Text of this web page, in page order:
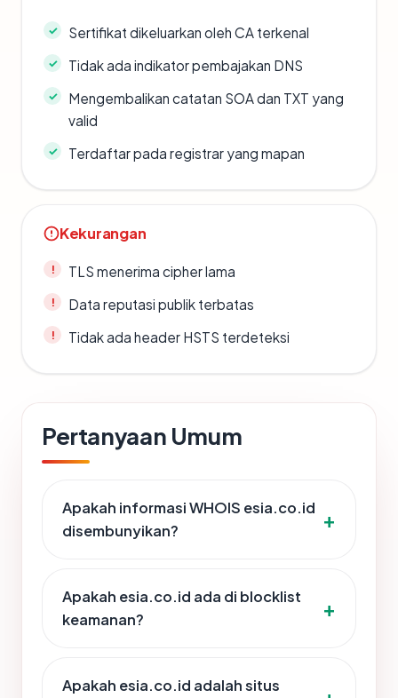
Sertifikat dikeluarkan oleh CA terkenal
Tidak ada indikator pembajakan DNS
Mengembalikan catatan SOA dan TXT yang
valid
Terdaftar pada registrar yang mapan
Kekurangan
TLS menerima cipher lama
Data reputasi publik terbatas
Tidak ada header HSTS terdeteksi
Pertanyaan Umum
Apakah informasi WHOIS esia.co.id
disembunyikan?
Apakah esia.co.id ada di blocklist
keamanan?
Apakah esia.co.id adalah situs